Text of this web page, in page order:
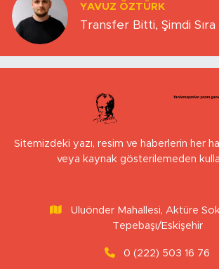
YAVUZ ÖZTÜRK
Transfer Bitti, Şimdi
Sitemizdeki yazı, resim ve haberlerin her
veya kaynak gösterilemeden
Uluönder Mahallesi, Aktüre
Tepebaşı/Eskişehir
0 (222) 503 16 76